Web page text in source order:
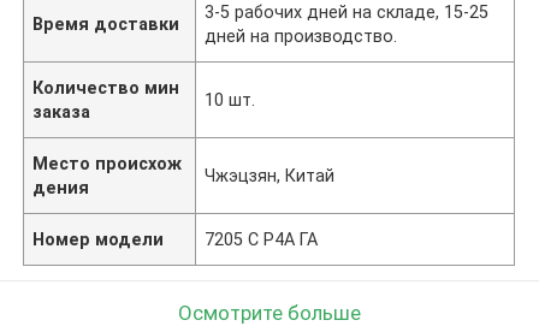
Время доставки
3-5 рабочих дней на складе, 15-25
дней на производство.
Количество мин
заказа
10 шт.
Место происхож
дения
Чжэцзян, Китай
Номер модели 7205 C P4A ГА
Осмотрите больше